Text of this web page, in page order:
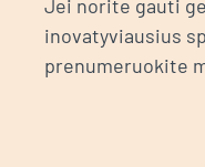
Jei norite gauti
inovatyviausius
prenumeruokite